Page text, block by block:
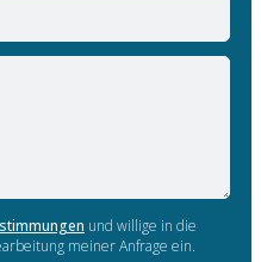
und willige in die
meiner Anfrage ein.